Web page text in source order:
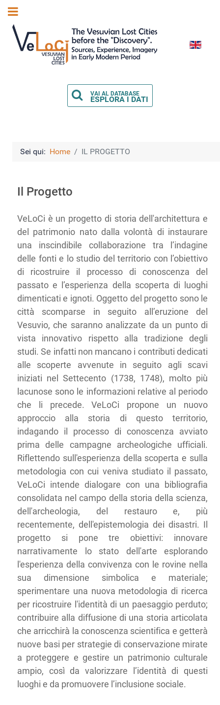
VAI AL DATABASE
ESPLORA I DATI
Sei qui: Home IL PROGETTO
Il Progetto
VeLoCi è un progetto di storia dell'architettura e
del patrimonio nato dalla volontà di instaurare
una inscindibile collaborazione tra l’indagine
delle fonti e lo studio del territorio con l’obiettivo
di ricostruire il processo di conoscenza del
passato e l’esperienza della scoperta di luoghi
dimenticati e ignoti. Oggetto del progetto sono le
città scomparse in seguito all’eruzione del
Vesuvio, che saranno analizzate da un punto di
vista innovativo rispetto alla tradizione degli
studi. Se infatti non mancano i contributi dedicati
alle scoperte avvenute in seguito agli scavi
iniziati nel Settecento (1738, 1748), molto più
lacunose sono le informazioni relative al periodo
che li precede. VeLoCi propone un nuovo
approccio alla storia di questo territorio,
indagando il processo di conoscenza avviato
prima delle campagne archeologiche ufficiali.
Riflettendo sull'esperienza della scoperta e sulla
metodologia con cui veniva studiato il passato,
VeLoCi intende dialogare con una bibliografia
consolidata nel campo della storia della scienza,
dell'archeologia, del restauro e, più
recentemente, dell'epistemologia dei disastri. Il
progetto si pone tre obiettivi: innovare
narrativamente lo stato dell'arte esplorando
l'esperienza della convivenza con le rovine nella
sua dimensione simbolica e materiale;
sperimentare una nuova metodologia di ricerca
per ricostruire l'identità di un paesaggio perduto;
contribuire alla diffusione di una storia articolata
che arricchirà la conoscenza scientifica e getterà
nuove basi per strategie di conservazione mirate
a proteggere e gestire un patrimonio culturale
ampio, così da valorizzare l’identità di questi
luoghi e da promuovere l’inclusione sociale.